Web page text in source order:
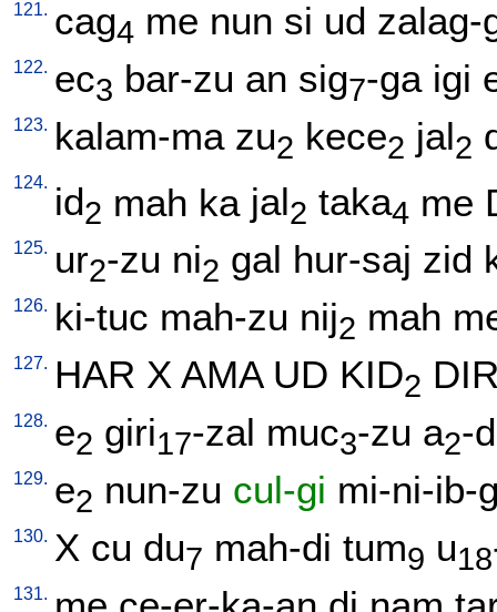
121. cag4 me nun si ud zalag-
122. ec3 bar-zu an sig7-ga igi
123. kalam-ma zu2 kece2 jal2
124. id2 mah ka jal2 taka4 me
125. ur2-zu ni2 gal hur-saj zid
126. ki-tuc mah-zu nij2 mah
127. HAR X AMA UD KID2
128. e2 giri17-zal muc3-zu a2-
129. e2 nun-zu cul-gi mi-ni-ib-
130. X cu du7 mah-di tum9 u18
131.